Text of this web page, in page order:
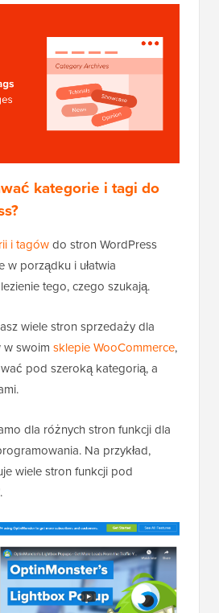
kategorie i tagi do
i tagówdo stron WordPress
w porządku i ułatwia
tego, czego szukają.
wiele stron sprzedaży dla
swoim sklepie WooCommerce,
pod szeroką kategorią, a
dla różnych stron funkcji dla
Na przykład,
wiele stron funkcji pod